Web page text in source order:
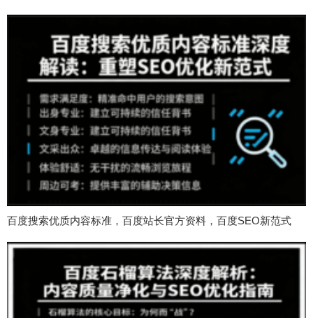
百度搜索优质内容标准，百度站长官方资料，百度SEO新范式